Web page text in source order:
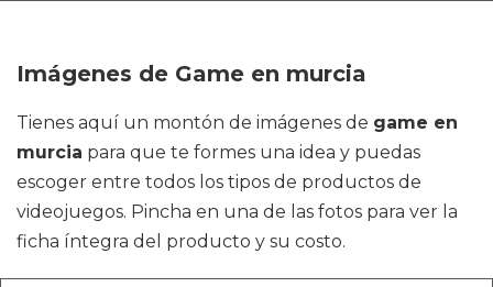
Imágenes de Game en murcia
Tienes aquí un montón de imágenes de game en
murcia para que te formes una idea y puedas
escoger entre todos los tipos de productos de
videojuegos. Pincha en una de las fotos para ver la
ficha íntegra del producto y su costo.